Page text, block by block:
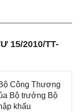
15/2010/TT-
Công Thương
Bộ trưởng Bộ
khẩu